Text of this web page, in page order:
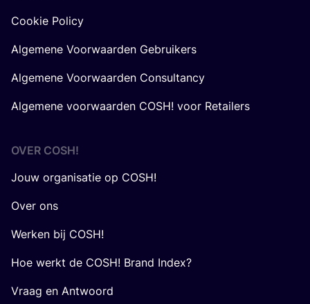
Cookie Policy
Algemene Voorwaarden Gebruikers
Algemene Voorwaarden Consultancy
Algemene voorwaarden COSH! voor Retailers
OVER COSH!
Jouw organisatie op COSH!
Over ons
Werken bij COSH!
Hoe werkt de COSH! Brand Index?
Vraag en Antwoord